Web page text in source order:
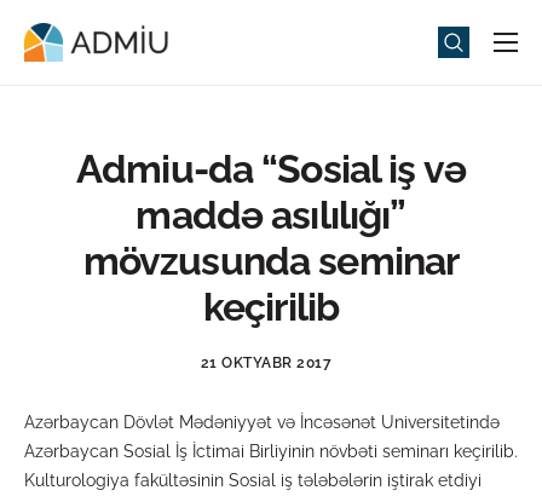
Universitet
Media
eMağaza
Admiu-da “Sosial iş və
maddə asılılığı”
mövzusunda seminar
keçirilib
21 OKTYABR 2017
Azərbaycan Dövlət Mədəniyyət və İncəsənət Universitetində
Azərbaycan Sosial İş İctimai Birliyinin növbəti seminarı keçirilib.
Kulturologiya fakültəsinin Sosial iş tələbələrin iştirak etdiyi